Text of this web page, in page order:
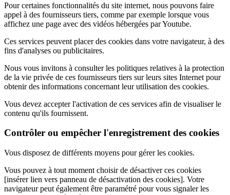
Pour certaines fonctionnalités du site internet, nous pouvons faire
appel à des fournisseurs tiers, comme par exemple lorsque vous
affichez une page avec des vidéos hébergées par Youtube.
Ces services peuvent placer des cookies dans votre navigateur, à des
fins d'analyses ou publicitaires.
Nous vous invitons à consulter les politiques relatives à la protection
de la vie privée de ces fournisseurs tiers sur leurs sites Internet pour
obtenir des informations concernant leur utilisation des cookies.
Vous devez accepter l'activation de ces services afin de visualiser le
contenu qu'ils fournissent.
Contrôler ou empêcher l'enregistrement des cookies
Vous disposez de différents moyens pour gérer les cookies.
Vous pouvez à tout moment choisir de désactiver ces cookies
[insérer lien vers panneau de désactivation des cookies]. Votre
navigateur peut également être paramétré pour vous signaler les